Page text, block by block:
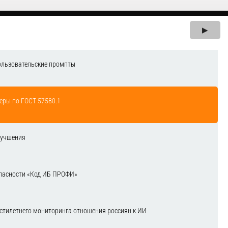
▶
промпты
по ГОСТ 57580.1
«Код ИБ ПРОФИ»
мониторинга отношения россиян к ИИ